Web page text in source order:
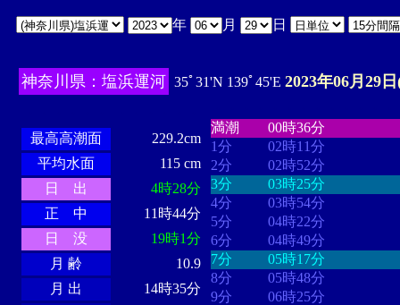
年 月 日
神奈川県：塩浜運河 35ﾟ31'N 139ﾟ45'E 2023年06月29
最高高潮面
229.2cm
平均水面
115 cm
日 出
4時28分
正 中
11時44分
日 没
19時1分
月 齢
10.9
月 出
14時35分
満潮
00時36分
1分
02時11分
2分
02時52分
3分
03時25分
4分
03時54分
5分
04時22分
6分
04時49分
7分
05時17分
8分
05時48分
9分
06時25分